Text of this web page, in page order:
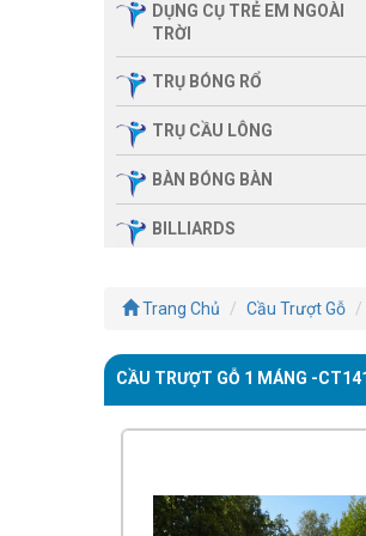
DỤNG CỤ TRẺ EM NGOÀI
TRỜI
TRỤ BÓNG RỔ
TRỤ CẦU LÔNG
BÀN BÓNG BÀN
BILLIARDS
ĐÌNH
THIẾT BỊ PHÒNG GYM
Trang Chủ Cầu Trượt Gỗ
CẦU TRƯỢT GỖ 1 MÁNG -